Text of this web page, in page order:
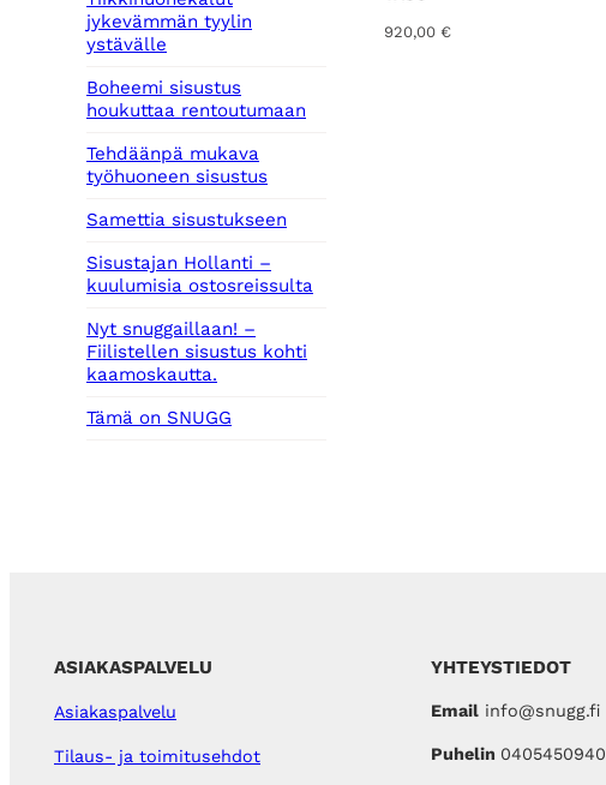
jykevämmän tyylin
ystävälle
Boheemi sisustus
houkuttaa rentoutumaan
Tehdäänpä mukava
työhuoneen sisustus
Samettia sisustukseen
Sisustajan Hollanti –
kuulumisia ostosreissulta
Nyt snuggaillaan! –
Fiilistellen sisustus kohti
kaamoskautta.
Tämä on SNUGG
920,00 €
ASIAKASPALVELU
Asiakaspalvelu
Tilaus- ja toimitusehdot
YHTEYSTIEDOT
Emailinfo@snugg.fi
Puhelin 0405450940